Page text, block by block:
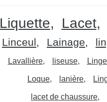
Liquette Lacet
Linceul Lainage
Lavallière liseuse
Loque lanière
lacet de chaussure